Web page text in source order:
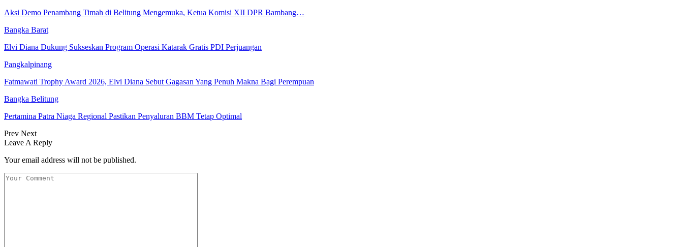
Aksi Demo Penambang Timah di Belitung Mengemuka, Ketua Komisi XII DPR Bambang…
Bangka Barat
Elvi Diana Dukung Sukseskan Program Operasi Katarak Gratis PDI Perjuangan
Pangkalpinang
Fatmawati Trophy Award 2026, Elvi Diana Sebut Gagasan Yang Penuh Makna Bagi Perempuan
Bangka Belitung
Pertamina Patra Niaga Regional Pastikan Penyaluran BBM Tetap Optimal
Prev Next
Leave A Reply
Your email address will not be published.